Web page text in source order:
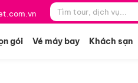
gói Vé máy bay Khách sạn